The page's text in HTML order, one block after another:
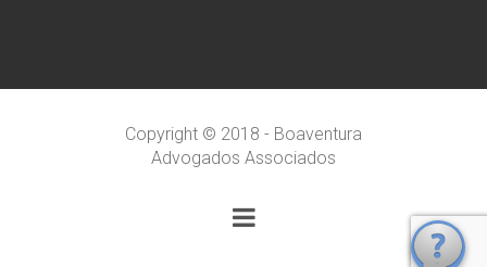
Copyright © 2018 - Boaventura
Advogados Associados